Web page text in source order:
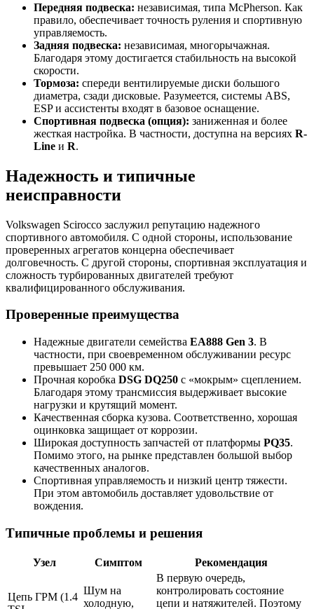
Передняя подвеска: независимая, типа McPherson. Как
правило, обеспечивает точность руления и спортивную
управляемость.
Задняя подвеска: независимая, многорычажная.
Благодаря этому достигается стабильность на высокой
скорости.
Тормоза: спереди вентилируемые диски большого
диаметра, сзади дисковые. Разумеется, системы ABS,
ESP и ассистенты входят в базовое оснащение.
Спортивная подвеска (опция): заниженная и более
жесткая настройка. В частности, доступна на версиях R-
Line и R.
Надежность и типичные
неисправности
Volkswagen Scirocco заслужил репутацию надежного
спортивного автомобиля. С одной стороны, использование
проверенных агрегатов концерна обеспечивает
долговечность. С другой стороны, спортивная эксплуатация и
сложность турбированных двигателей требуют
квалифицированного обслуживания.
Проверенные преимущества
Надежные двигатели семейства EA888 Gen 3. В
частности, при своевременном обслуживании ресурс
превышает 250 000 км.
Прочная коробка DSG DQ250 с «мокрым» сцеплением.
Благодаря этому трансмиссия выдерживает высокие
нагрузки и крутящий момент.
Качественная сборка кузова. Соответственно, хорошая
оцинковка защищает от коррозии.
Широкая доступность запчастей от платформы PQ35.
Помимо этого, на рынке представлен большой выбор
качественных аналогов.
Спортивная управляемость и низкий центр тяжести.
При этом автомобиль доставляет удовольствие от
вождения.
Типичные проблемы и решения
Узел Симптом Рекомендация
Цепь ГРМ (1.4
Шум на
холодную,
В первую очередь,
контролировать состояние
цепи и натяжителей. Поэтому